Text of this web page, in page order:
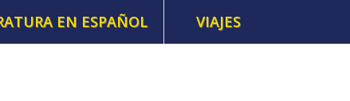
EN ESPAÑOL VIAJES